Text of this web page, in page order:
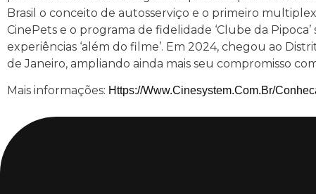
Brasil o conceito de autosserviço e o primeiro
CinePets e o programa de fidelidade ‘Clube da
experiências ‘além do filme’. Em 2024, chegou ao
de Janeiro, ampliando ainda mais seu compromisso
Mais informações: Https://www.cinesystem.com.br/